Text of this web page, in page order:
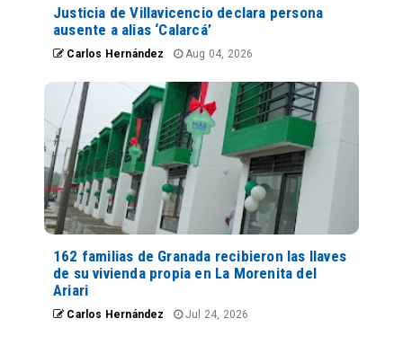
Justicia de Villavicencio declara persona
ausente a alias ‘Calarcá’
Carlos Hernández Aug 04, 2026
162 familias de Granada recibieron las llaves
de su vivienda propia en La Morenita del
Ariari
Carlos Hernández Jul 24, 2026